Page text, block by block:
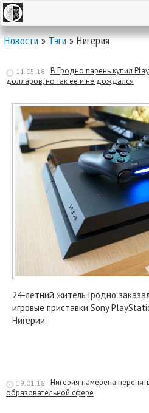
Новости»Тэги» Нигерия
11.05.18
В Гродно парень купил
долларов, но так ее и не дождался
24-летний житель Гродно
игровые приставки Sony
Нигерии.
19.01.18
Нигерия намерена
образовательной сфере